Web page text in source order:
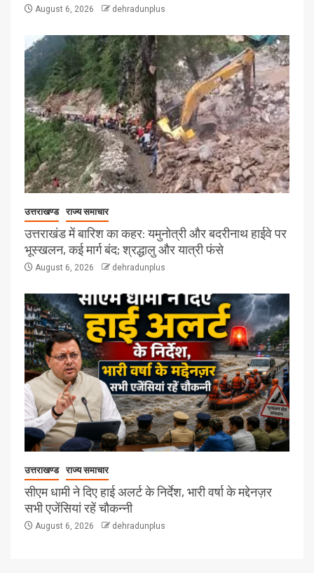
August 6, 2026 dehradunplus
उत्तराखण्ड राज्य समाचार
उत्तराखंड में बारिश का कहर: यमुनोत्री और बदरीनाथ हाईवे पर
भूस्खलन, कई मार्ग बंद; श्रद्धालु और यात्री फंसे
August 6, 2026 dehradunplus
उत्तराखण्ड राज्य समाचार
सीएम धामी ने दिए हाई अलर्ट के निर्देश, भारी वर्षा के मद्देनज़र
सभी एजेंसियां रहें चौकन्नी
August 6, 2026 dehradunplus